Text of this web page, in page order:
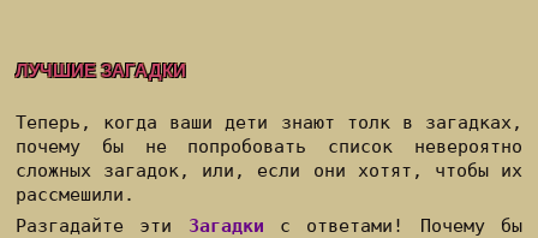
ЛУЧШИЕ ЗАГАДКИ
Теперь, когда ваши дети знают толк в загадках,
почему бы не попробовать список невероятно
сложных загадок, или, если они хотят, чтобы их
рассмешили.
Разгадайте эти Загадки с ответами! Почему бы